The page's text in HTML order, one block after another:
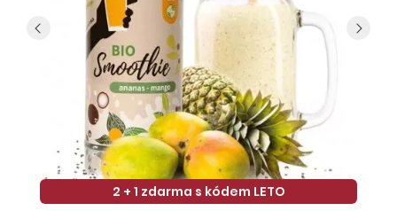
2 + 1 zdarma s kódem LETO